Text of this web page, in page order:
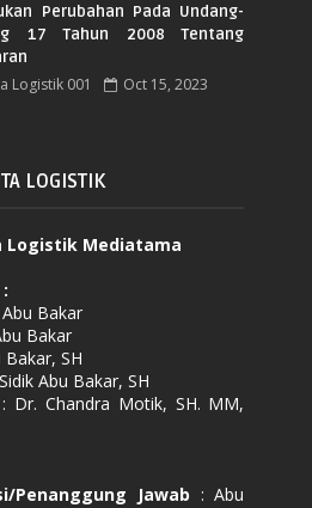
Perubahan Pada Undang-
17 Tahun 2008 Tentang
Logistik 001 Oct 15, 2023
LOGISTIK
Logistik Mediatama
:
Bakar
Bakar
Bakar, SH
Abu Bakar, SH
Dr. Chandra Motik, SH. MM,
Penanggung Jawab : Abu